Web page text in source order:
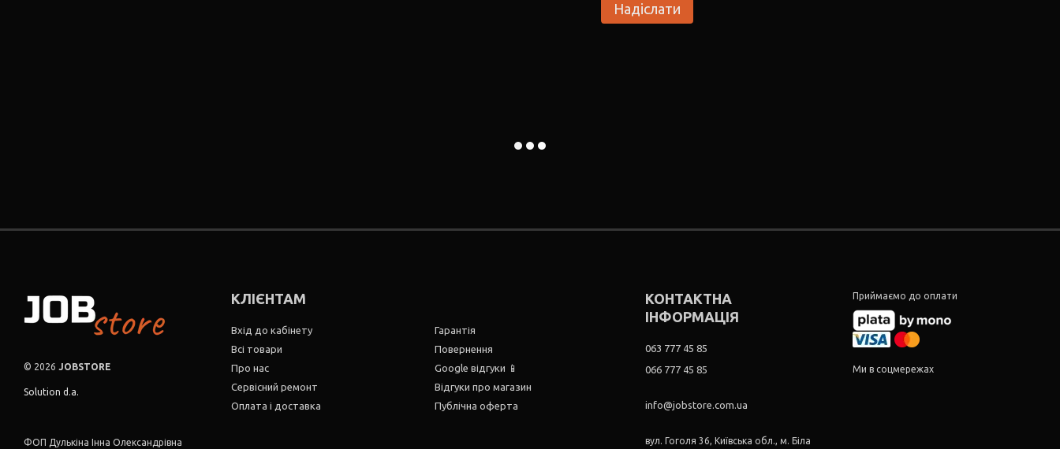
Надіслати
© 2026 JOBSTORE
Solution d.a.
ФОП Дулькіна Інна Олександрівна
КЛІЄНТАМ
Вхід до кабінету
Всі товари
Про нас
Сервісний ремонт
Оплата і доставка
Гарантія
Повернення
Google відгуки 📱
Відгуки про магазин
Публічна оферта
КОНТАКТНА
ІНФОРМАЦІЯ
063 777 45 85
066 777 45 85
info@jobstore.com.ua
вул. Гоголя 36, Київська обл., м. Біла
Приймаємо до оплати
Ми в соцмережах